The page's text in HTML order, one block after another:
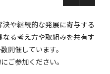
や継続的な発展に寄与する
る考え方や取組みを共有す
開催しています。
ご参加ください。